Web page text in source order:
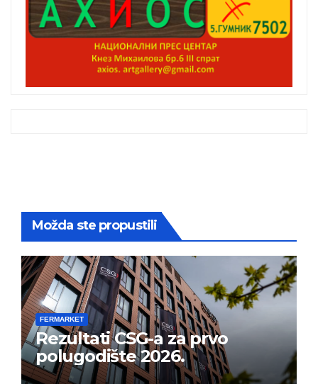
Možda ste propustili
FERMARKET
Rezultati CSG-a za prvo
polugodište 2026.